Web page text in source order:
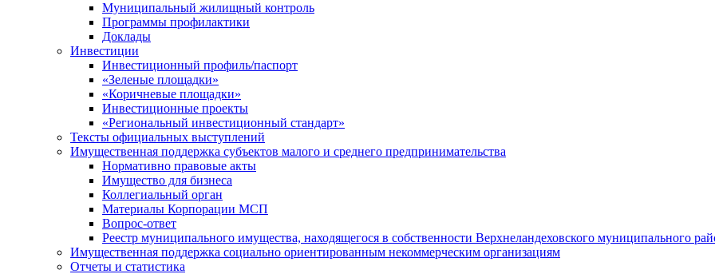
Муниципальный жилищный контроль
Программы профилактики
Доклады
Инвестиции
Инвестиционный профиль/паспорт
«Зеленые площадки»
«Коричневые площадки»
Инвестиционные проекты
«Региональный инвестиционный стандарт»
Тексты официальных выступлений
Имущественная поддержка субъектов малого и среднего предпринимательства
Нормативно правовые акты
Имущество для бизнеса
Коллегиальный орган
Материалы Корпорации МСП
Вопрос-ответ
Реестр муниципального имущества, находящегося в собственности Верхнеландеховского муниципального
Имущественная поддержка социально ориентированным некоммерческим организациям
Отчеты и статистика